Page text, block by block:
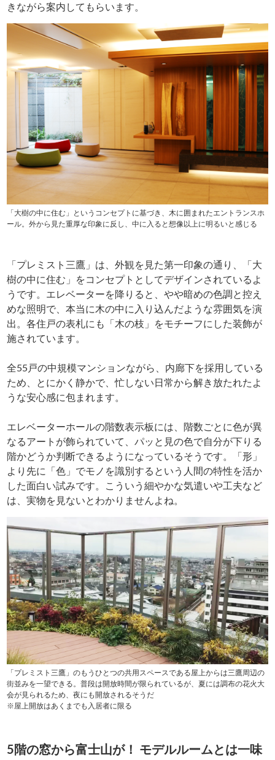
きながら案内してもらいます。
「大樹の中に住む」というコンセプトに基づき、木に囲まれたエントランスホ
ール。外から見た重厚な印象に反し、中に入ると想像以上に明るいと感じる
「プレミスト三鷹」は、外観を見た第一印象の通り、「大
樹の中に住む」をコンセプトとしてデザインされているよ
うです。エレベーターを降りると、やや暗めの色調と控え
めな照明で、本当に木の中に入り込んだような雰囲気を演
出。各住戸の表札にも「木の枝」をモチーフにした装飾が
施されています。
全55戸の中規模マンションながら、内廊下を採用している
ため、とにかく静かで、忙しない日常から解き放たれたよ
うな安心感に包まれます。
エレベーターホールの階数表示板には、階数ごとに色が異
なるアートが飾られていて、パッと見の色で自分が下りる
階かどうか判断できるようになっているそうです。「形」
より先に「色」でモノを識別するという人間の特性を活か
した面白い試みです。こういう細やかな気遣いや工夫など
は、実物を見ないとわかりませんよね。
「プレミスト三鷹」のもうひとつの共用スペースである屋上からは三鷹周辺の
街並みを一望できる。普段は開放時間が限られているが、夏には調布の花火大
会が見られるため、夜にも開放されるそうだ
※屋上開放はあくまでも入居者に限る
5階の窓から富士山が！ モデルルームとは一味